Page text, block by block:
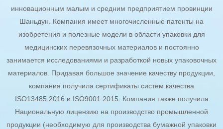
инновационным малым и средним предприятием провинции
Шаньдун. Компания имеет многочисленные патенты на
изобретения и полезные модели в области упаковки для
медицинских перевязочных материалов и постоянно
занимается исследованиями и разработкой новых упаковочных
материалов. Придавая большое значение качеству продукции,
компания получила сертификаты систем качества
ISO13485:2016 и ISO9001:2015. Компания также получила
Национальную лицензию на производство промышленной
продукции (необходимую для производства бумажной упаковки